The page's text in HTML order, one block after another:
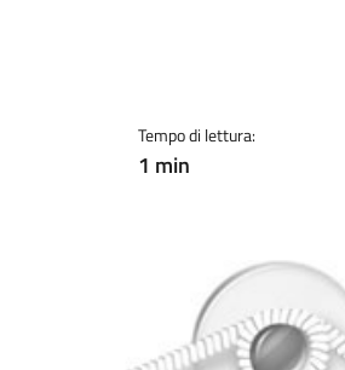
Tempo di lettura:
1 min